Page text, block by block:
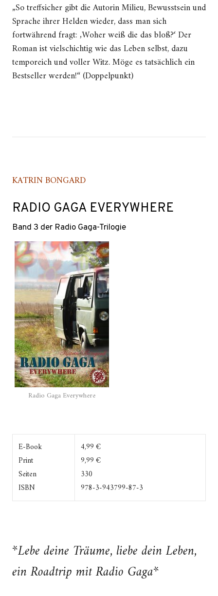
„So treffsicher gibt die Autorin Milieu, Bewusstsein und
Sprache ihrer Helden wieder, dass man sich
fortwährend fragt: ‚Woher weiß die das bloß?‘ Der
Roman ist vielschichtig wie das Leben selbst, dazu
temporeich und voller Witz. Möge es tatsächlich ein
Bestseller werden!“ (Doppelpunkt)
KATRIN BONGARD
RADIO GAGA EVERYWHERE
Band 3 der Radio Gaga-Trilogie
Radio Gaga Everywhere
E-Book
Print
Seiten
ISBN
4,99 €
9,99 €
330
978-3-943799-87-3
*Lebe deine Träume, liebe dein Leben,
ein Roadtrip mit Radio Gaga*